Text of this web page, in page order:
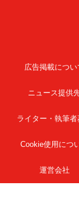
広告掲載につい
ニュース提供
ライター・執筆者
Cookie使用につ
運営会社